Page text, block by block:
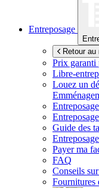
Entreposage
Retour au
Prix garanti
Libre-
Louez un
Guide des
Payer ma
FAQ
Conseils
Fournitures